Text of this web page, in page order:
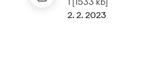
1 [1533 kb]
2. 2. 2023